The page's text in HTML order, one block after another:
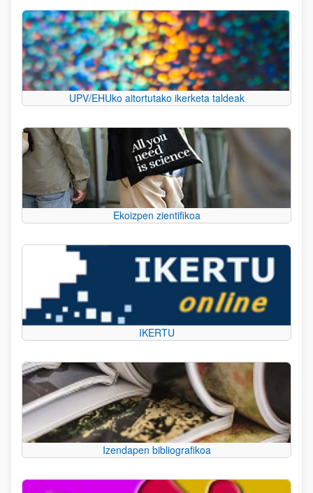
UPV/EHUko aitortutako ikerketa taldeak
Ekoizpen zientifikoa
IKERTU
Izendapen bibliografikoa